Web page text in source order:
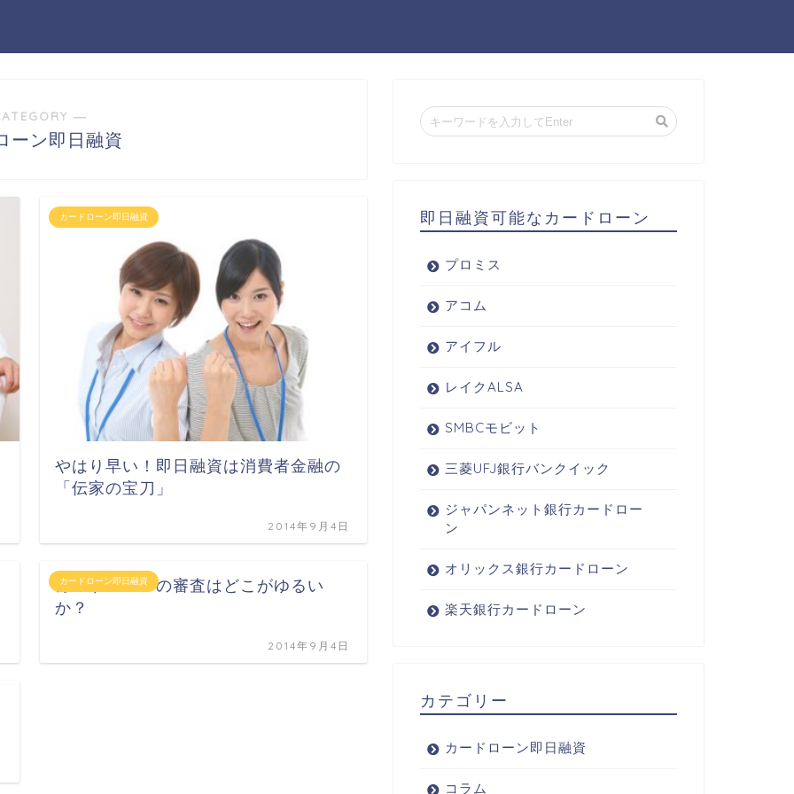
―
ーン即日融資
カードローン即日融資
やはり早い！即日融資は消費者金融の
「伝家の宝刀」
2014年9月4日
カードローン即日融資
カードローンの審査はどこがゆるい
か？
2014年9月4日
即日融資可能なカードローン
プロミス
アコム
アイフル
レイクALSA
SMBCモビット
三菱UFJ銀行バンクイック
ジャパンネット銀行カードロー
ン
オリックス銀行カードローン
楽天銀行カードローン
カテゴリー
カードローン即日融資
コラム